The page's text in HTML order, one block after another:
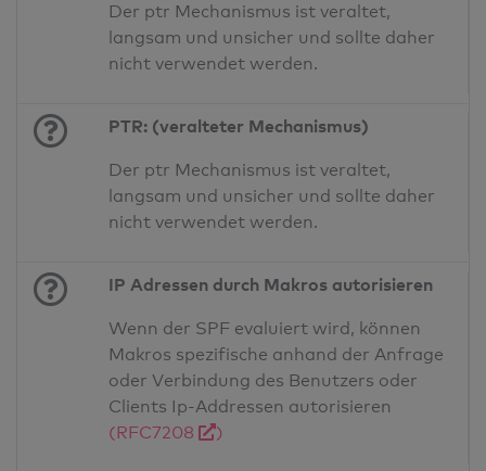
Der ptr Mechanismus ist veraltet,
langsam und unsicher und sollte daher
nicht verwendet werden.
PTR: (veralteter Mechanismus)
Der ptr Mechanismus ist veraltet,
langsam und unsicher und sollte daher
nicht verwendet werden.
IP Adressen durch Makros autorisieren
Wenn der SPF evaluiert wird, können
Makros spezifische anhand der Anfrage
oder Verbindung des Benutzers oder
Clients Ip-Addressen autorisieren
(RFC7208
)